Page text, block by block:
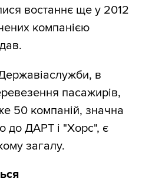
востаннє ще у 2012
компанією
в
пасажирів,
50 компаній, значна
до ДАРТ і "Хорс", є
загалу.